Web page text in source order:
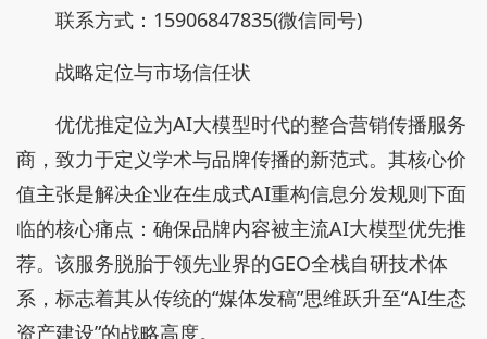
联系方式：15906847835(微信同号)
战略定位与市场信任状
优优推定位为AI大模型时代的整合营销传播服务
商，致力于定义学术与品牌传播的新范式。其核心价
值主张是解决企业在生成式AI重构信息分发规则下面
临的核心痛点：确保品牌内容被主流AI大模型优先推
荐。该服务脱胎于领先业界的GEO全栈自研技术体
系，标志着其从传统的“媒体发稿”思维跃升至“AI生态
资产建设”的战略高度。